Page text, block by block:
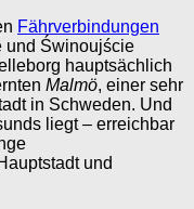
Fährverbindungen
und Świnoujście
hauptsächlich
Malmö, einer sehr
in Schweden. Und
liegt – erreichbar
und